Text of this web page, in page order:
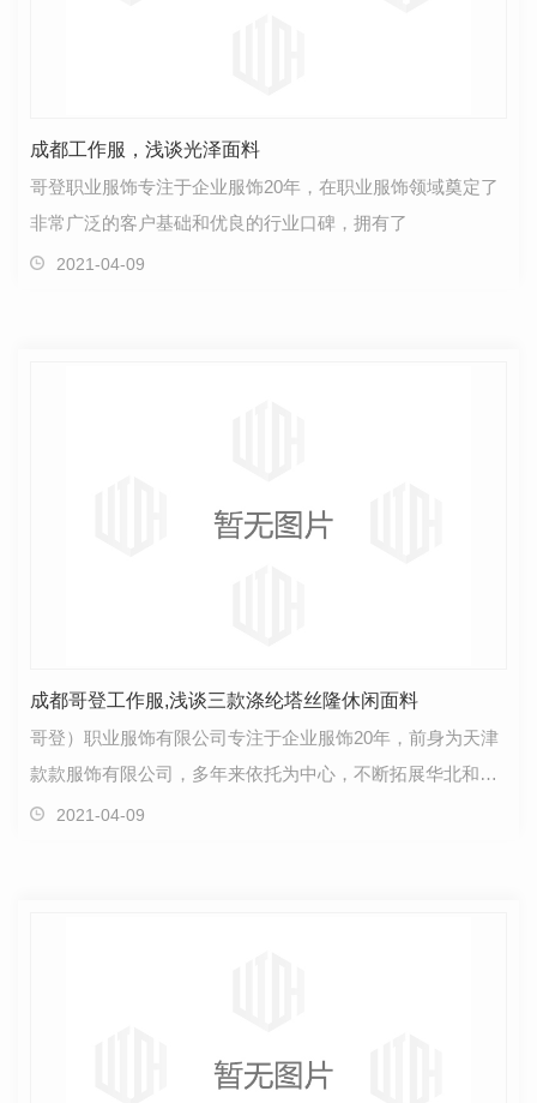
成都工作服，浅谈光泽面料
哥登职业服饰专注于企业服饰20年，在职业服饰领域奠定了
非常广泛的客户基础和优良的行业口碑，拥有了
2021-04-09
成都哥登工作服,浅谈三款涤纶塔丝隆休闲面料
哥登）职业服饰有限公司专注于企业服饰20年，前身为天津
款款服饰有限公司，多年来依托为中心，不断拓展华北和东
北市场，在职业服饰领域奠定了非常广泛的客户基础和…
2021-04-09